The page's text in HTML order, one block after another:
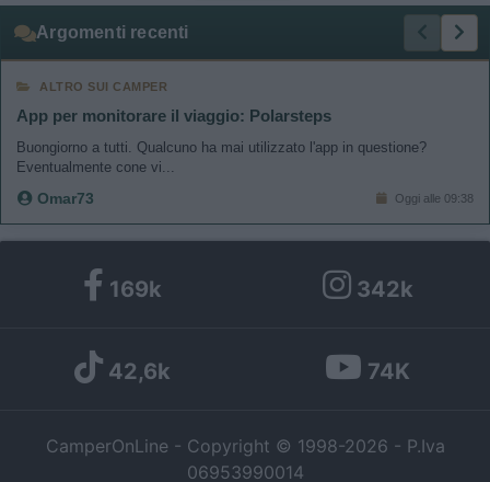
I want to allow Google to enable storage
related to security, including authentication
functionality and fraud prevention, and other
user protection.
Argomenti recenti
ALTRO SUI CAMPER
App per monitorare il viaggio: Polarsteps
Buongiorno a tutti. Qualcuno ha mai utilizzato l'app in questione?
Eventualmente cone vi...
Omar73 Oggi alle 09:38
169k 342k
42,6k 74K
CamperOnLine - Copyright © 1998-2026 - P.Iva
06953990014